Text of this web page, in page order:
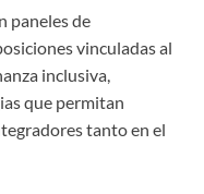
paneles de
vinculadas al
inclusiva,
que permitan
tanto en el